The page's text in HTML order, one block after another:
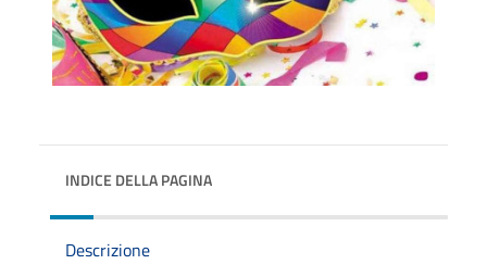
INDICE DELLA PAGINA
Descrizione